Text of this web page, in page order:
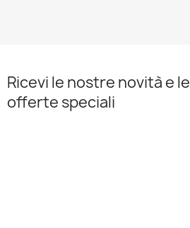
Ricevi le nostre novità e le
offerte speciali